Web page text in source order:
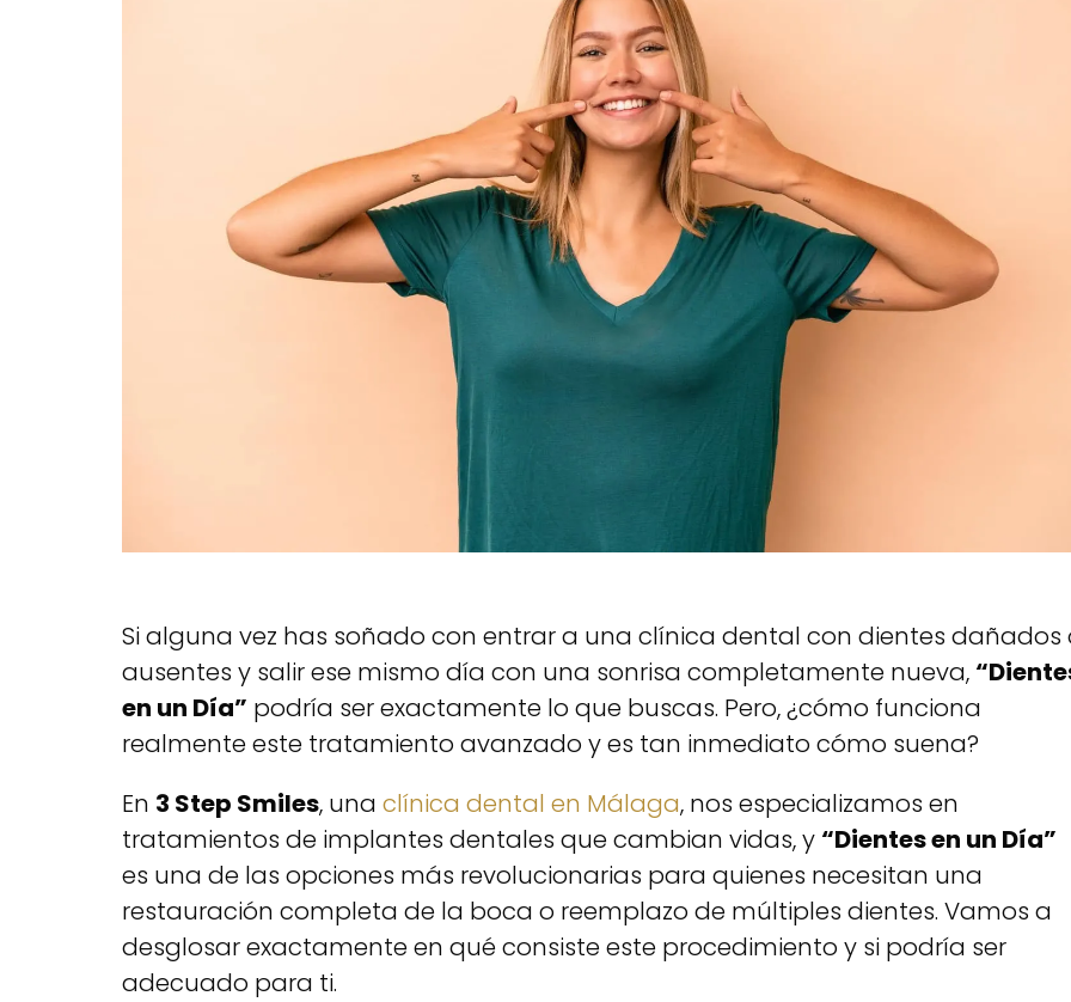
Si alguna vez has soñado con entrar a una clínica dental con dientes dañados
ausentes y salir ese mismo día con una sonrisa completamente nueva,
en un Día” podría ser exactamente lo que buscas. Pero, ¿cómo funciona
realmente este tratamiento avanzado y es tan inmediato cómo suena?
En 3 Step Smiles, una clínica dental en Málaga, nos especializamos en
tratamientos de implantes dentales que cambian vidas, y “Dientes en un Día”
es una de las opciones más revolucionarias para quienes necesitan una
restauración completa de la boca o reemplazo de múltiples dientes. Vamos a
desglosar exactamente en qué consiste este procedimiento y si podría ser
adecuado para ti.